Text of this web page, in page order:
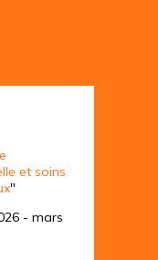
et soins
"
- mars